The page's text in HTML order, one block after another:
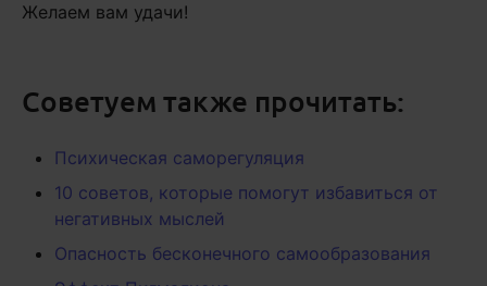
Желаем вам удачи!
Советуем также прочитать:
Психическая саморегуляция
10 советов, которые помогут избавиться от
негативных мыслей
Опасность бесконечного самообразования